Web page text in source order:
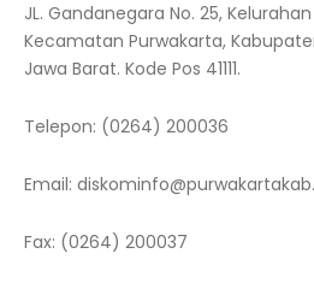
JL. Gandanegara No. 25,
Kecamatan Purwakarta,
Jawa Barat. Kode Pos 41111.
Telepon: (0264) 200036
Email:
Fax: (0264) 200037